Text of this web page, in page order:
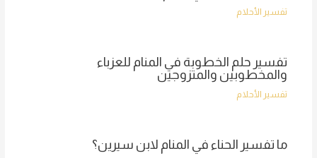
تفسير الأحلام
تفسير حلم الخطوبة في المنام للعزباء
والمخطوبين والمتزوجين
تفسير الأحلام
ما تفسير الحناء في المنام لابن سيرين؟